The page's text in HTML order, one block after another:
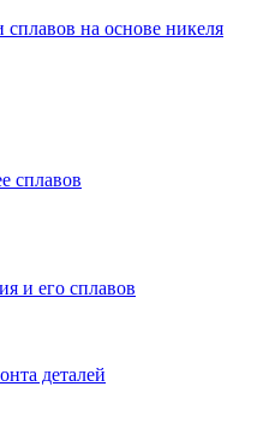
на основе никеля
сплавов
и его сплавов
деталей